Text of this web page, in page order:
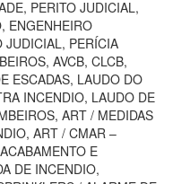
PERITO JUDICIAL,
ENGENHEIRO
JUDICIAL, PERÍCIA
AVCB, CLCB,
ESCADAS, LAUDO DO
INCENDIO, LAUDO DE
ART / MEDIDAS
ART / CMAR –
E
DE INCENDIO,